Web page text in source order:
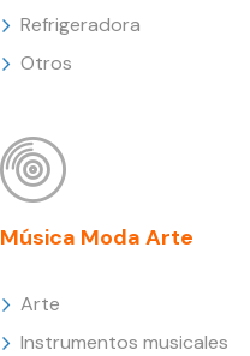
Refrigeradora
Otros
Música Moda Arte
Arte
Instrumentos musicales